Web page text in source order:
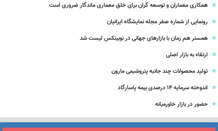
همکاری معماران و توسعه گران برای خلق معماری ماندگار ضروری است
رونمایی از شماره صفر مجله نمایشگاه ایرانیان
همستر هم زمان با بازارهای جهانی در نوبیتکس لیست شد
ارتقاء به بازار اصلی
تولید محصولات چند جانبه پتروشیمی مارون
اندوخته سرمایه 14 درصدی بیمه پاسارگاد
حضور در بازار خاورمیانه